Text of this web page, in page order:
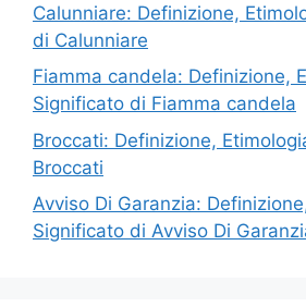
Calunniare: Definizione,
di Calunniare
Fiamma candela: Definizione,
Significato di Fiamma candela
Broccati: Definizione,
Broccati
Avviso Di Garanzia:
Significato di Avviso Di